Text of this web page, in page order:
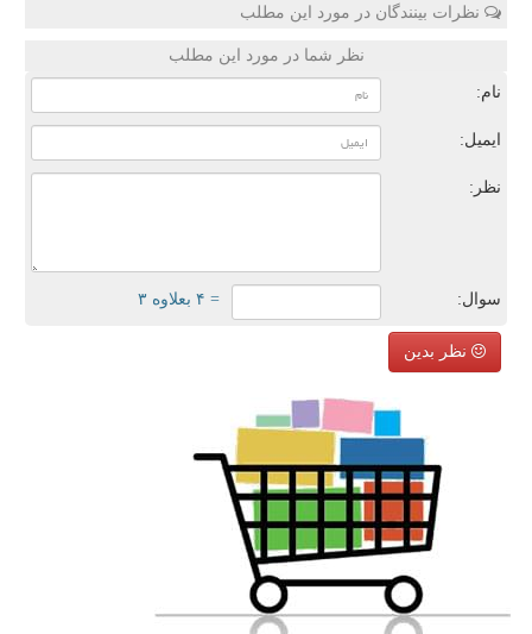
نظرات بینندگان در مورد این مطلب
نظر شما در مورد این مطلب
نام:
ایمیل:
نظر:
سوال: = ۴ بعلاوه ۳
نظر بدین